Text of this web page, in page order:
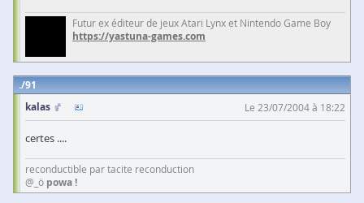
Futur ex éditeur de jeux Atari Lynx et Nintendo Game Boy
https://yastuna-games.com
91
kalas
Le 23/07/2004 à 18:22
certes ....
reconductible par tacite reconduction
@_ö powa !